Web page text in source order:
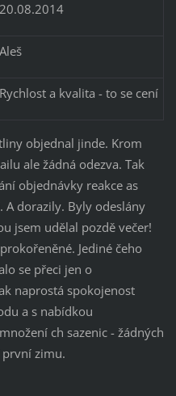
20.08.2014
Aleš
Rychlost a kvalita - to se cení
objednal jinde. Krom
ale žádná odezva. Tak
objednávky reakce as
dorazily. Byly odeslány
jsem udělal pozdě večer!
Jediné čeho
se přeci jen o
naprostá spokojenost
a s nabídkou
ch sazenic - žádných
zimu.